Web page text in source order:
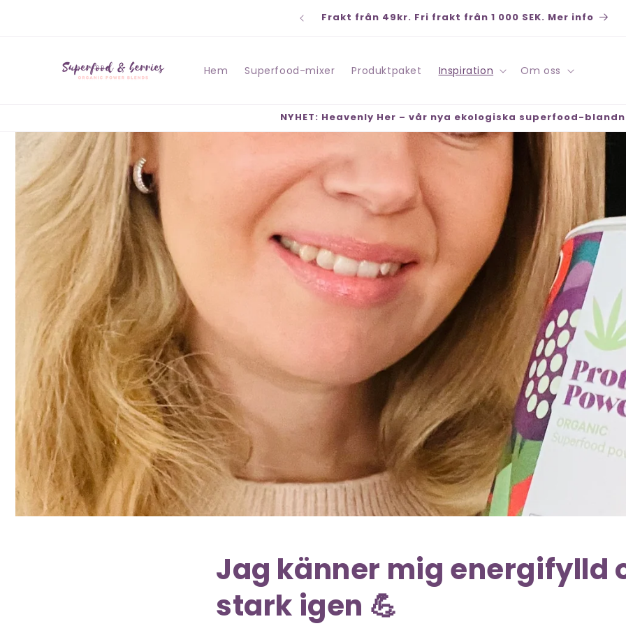
Betala säkert med Klarna, Swish, Kort, PayPal -
Snabba leveranser - Öppet köp 30 dagar
Hem Superfood-mixer Produktpaket Inspiration Om oss
NYHET: Heavenly Her – vår nya ekologiska superfood-
Jag känner mig energifylld
stark igen 💪